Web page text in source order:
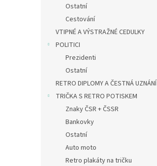
Ostatní
Cestování
VTIPNÉ A VÝSTRAŽNÉ CEDULKY
POLITICI
Prezidenti
Ostatní
RETRO DIPLOMY A ČESTNÁ UZNÁNÍ
TRIČKA S RETRO POTISKEM
Znaky ČSR + ČSSR
Bankovky
Ostatní
Auto moto
Retro plakáty na tričku